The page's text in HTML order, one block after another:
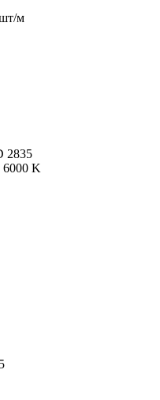
м
2835
K